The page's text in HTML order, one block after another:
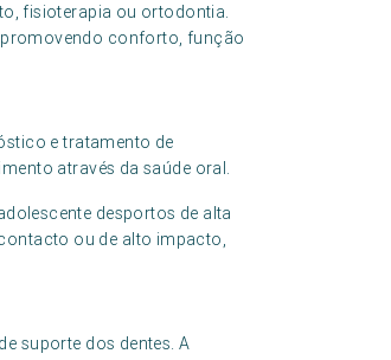
fisioterapia ou ortodontia.
promovendo conforto, função
e tratamento de
através da saúde oral.
desportos de alta
ou de alto impacto,
suporte dos dentes. A